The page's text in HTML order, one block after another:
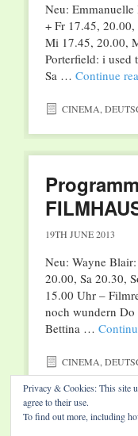
Neu:
+ Fr 17.45,
Mi 17.45, 20.00,
Porterfield: i used
Sa … Continue
CINEMA
19TH JUNE 2013
Neu: Wayne
20.00, Sa 20.30,
15.00 Uhr –
noch wundern
Bettina …
CINEMA
Privacy & Cookies: This site
agree to their use.
To find out more, including